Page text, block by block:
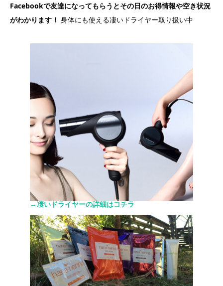
Facebookで友達になってもらうとその日のお得情報や空き状況
がわかります！ 身体にも使える凄いドライヤー取り扱い中
→凄いドライヤーの詳細はコチラ